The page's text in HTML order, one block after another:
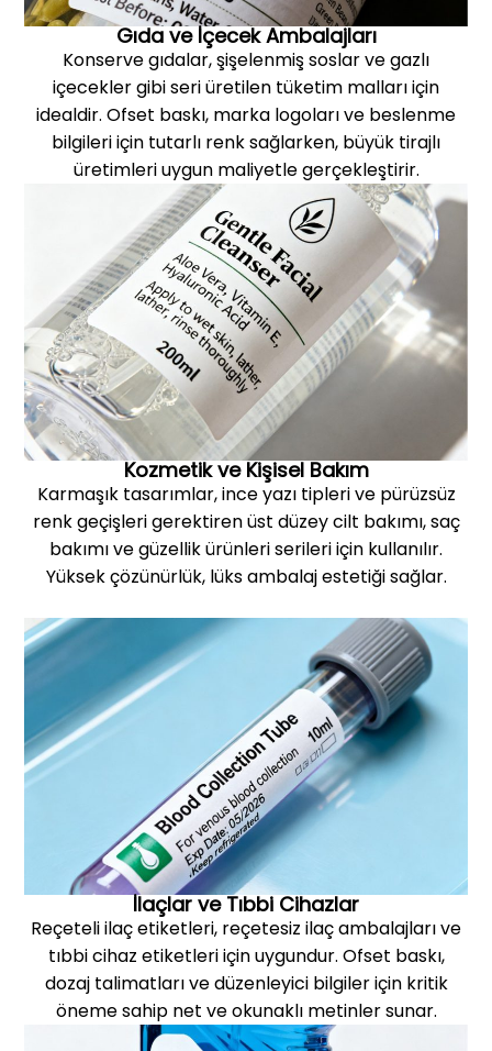
Gıda ve İçecek Ambalajları
Konserve gıdalar, şişelenmiş soslar ve gazlı
içecekler gibi seri üretilen tüketim malları için
idealdir. Ofset baskı, marka logoları ve beslenme
bilgileri için tutarlı renk sağlarken, büyük tirajlı
üretimleri uygun maliyetle gerçekleştirir.
Kozmetik ve Kişisel Bakım
Karmaşık tasarımlar, ince yazı tipleri ve pürüzsüz
renk geçişleri gerektiren üst düzey cilt bakımı, saç
bakımı ve güzellik ürünleri serileri için kullanılır.
Yüksek çözünürlük, lüks ambalaj estetiği sağlar.
İlaçlar ve Tıbbi Cihazlar
Reçeteli ilaç etiketleri, reçetesiz ilaç ambalajları ve
tıbbi cihaz etiketleri için uygundur. Ofset baskı,
dozaj talimatları ve düzenleyici bilgiler için kritik
öneme sahip net ve okunaklı metinler sunar.